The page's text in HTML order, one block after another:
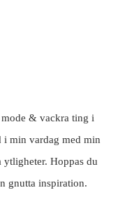
& vackra ting i
i min vardag med min
Hoppas du
gnutta inspiration.